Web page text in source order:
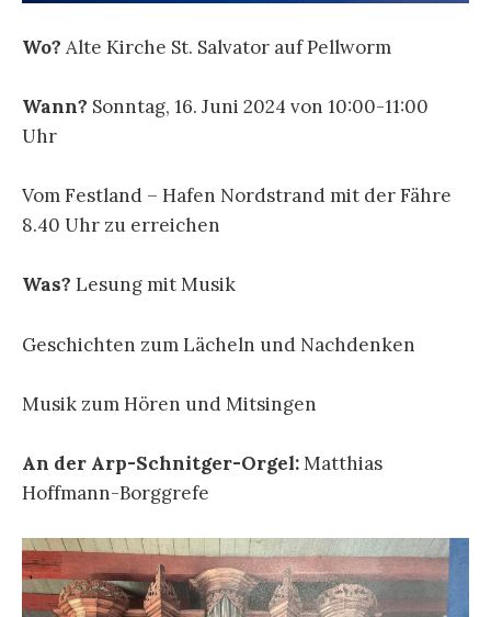
Wo? Alte Kirche St. Salvator auf Pellworm
Wann? Sonntag, 16. Juni 2024 von 10:00-11:00
Uhr
Vom Festland – Hafen Nordstrand mit der Fähre
8.40 Uhr zu erreichen
Was? Lesung mit Musik
Geschichten zum Lächeln und Nachdenken
Musik zum Hören und Mitsingen
An der Arp-Schnitger-Orgel:Matthias
Hoffmann-Borggrefe